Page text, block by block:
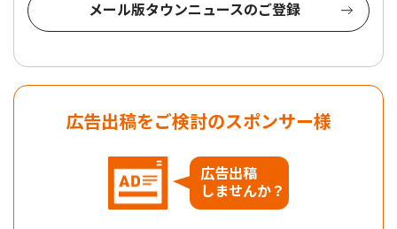
メール版タウンニュースのご登録
広告出稿をご検討のスポンサー様
広告出稿
しませんか？